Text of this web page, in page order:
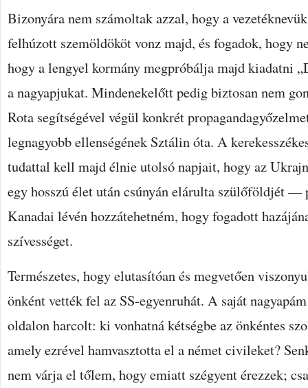
Bizonyára nem számoltak azzal, hogy a
felhúzott szemöldököt vonz majd, és fogadok, hogy
hogy a lengyel kormány megpróbálja majd kiadatni
a nagyapjukat. Mindenekelőtt pedig biztosan nem
Rota segítségével végül konkrét
legnagyobb ellenségének Sztálin óta. A
tudattal kell majd élnie utolsó napjait, hogy az
egy hosszú élet után csúnyán elárulta szülőföldjét —
Kanadai lévén hozzátehetném, hogy fogadott
szívességet.
Természetes, hogy elutasítóan és megvetően
önként vették fel az SS-egyenruhát. A saját
oldalon harcolt: ki vonhatná kétségbe az önkéntes
amely ezrével hamvasztotta el a német civileket?
nem várja el tőlem, hogy emiatt szégyent érezzek;